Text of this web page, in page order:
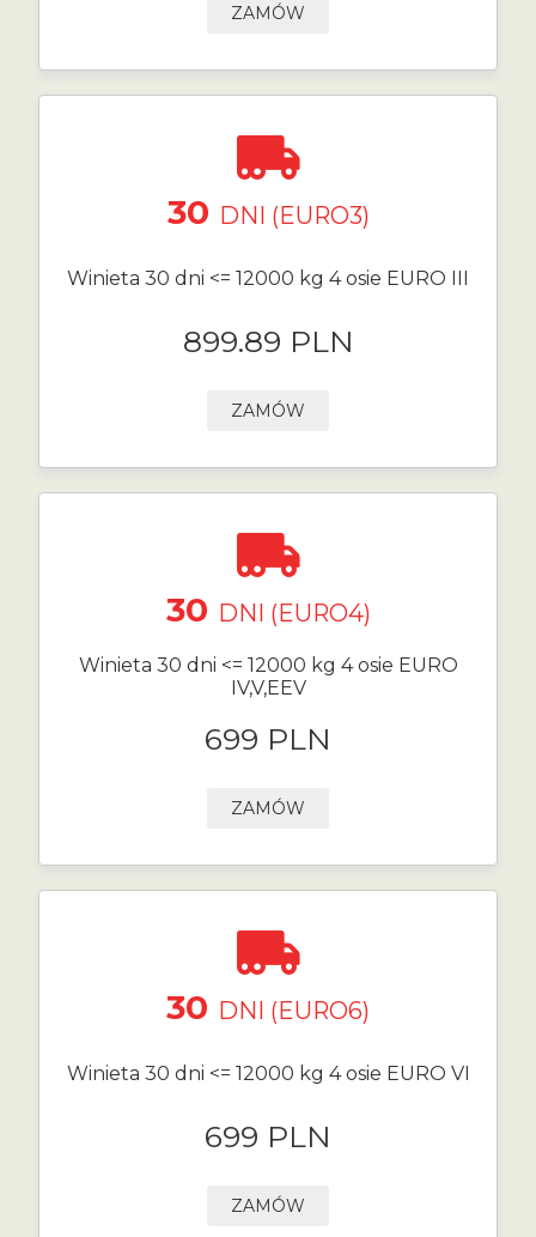
ZAMÓW
30 DNI (EURO3)
Winieta 30 dni <= 12000 kg 4 osie EURO III
899.89 PLN
ZAMÓW
30 DNI (EURO4)
Winieta 30 dni <= 12000 kg 4 osie EURO
IV,V,EEV
699 PLN
ZAMÓW
30 DNI (EURO6)
Winieta 30 dni <= 12000 kg 4 osie EURO VI
699 PLN
ZAMÓW